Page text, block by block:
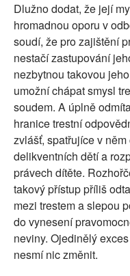
Dlužno dodat, že její
hromadnou oporu v
soudí, že pro zajištění
nestačí zastupování
nezbytnou takovou
umožní chápat smysl
soudem. A úplně
hranice trestní
zvlášť, spatřujíce v
delikventních dětí a
právech dítěte.
takový přístup příliš
mezi trestem a slepou
do vynesení
neviny. Ojedinělý
nesmí nic změnit.